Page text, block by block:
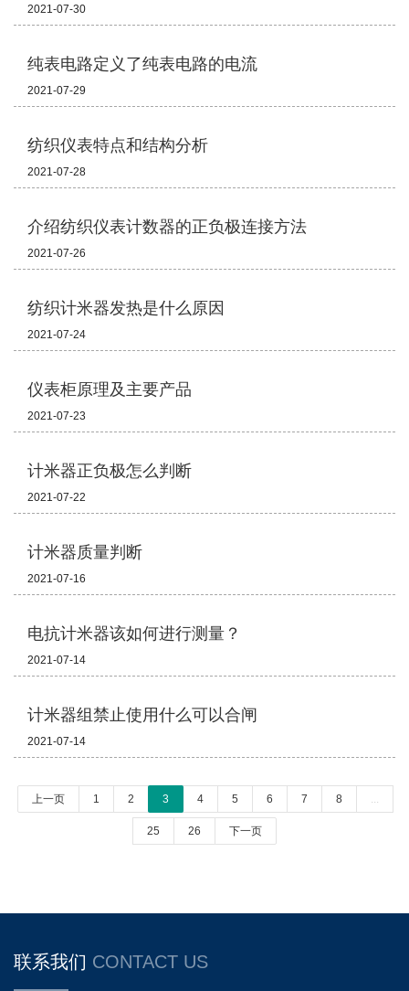
2021-07-30
纯表电路定义了纯表电路的电流
2021-07-29
纺织仪表特点和结构分析
2021-07-28
介绍纺织仪表计数器的正负极连接方法
2021-07-26
纺织计米器发热是什么原因
2021-07-24
仪表柜原理及主要产品
2021-07-23
计米器正负极怎么判断
2021-07-22
计米器质量判断
2021-07-16
电抗计米器该如何进行测量？
2021-07-14
计米器组禁止使用什么可以合闸
2021-07-14
上一页 1 2 3 4 5 6 7 8 ...
25 26 下一页
联系我们 CONTACT US